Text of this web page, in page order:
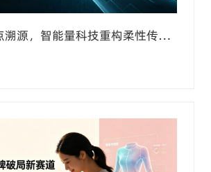
溯源，智能量科技重构柔性传感
标准